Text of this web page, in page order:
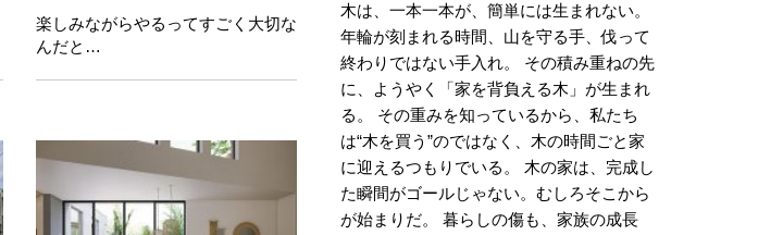
楽しみながらやるってすごく大切な
んだと…
木は、一本一本が、簡単には生まれない。
年輪が刻まれる時間、山を守る手、伐って
終わりではない手入れ。 その積み重ねの先
に、ようやく「家を背負える木」が生まれ
る。 その重みを知っているから、私たち
は“木を買う”のではなく、木の時間ごと家
に迎えるつもりでいる。 木の家は、完成し
た瞬間がゴールじゃない。むしろそこから
が始まりだ。 暮らしの傷も、家族の成長